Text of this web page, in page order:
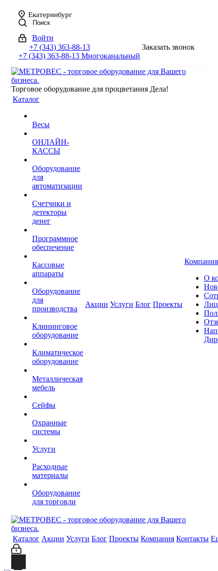
Екатеринбург
Поиск
Войти
+7 (343) 363-88-13
+7 (343) 363-88-13 Многоканальный
Заказать звонок
Торговое оборудование для процветания Дела!
Каталог
Весы
ОНЛАЙН-
КАССЫ
Оборудование
для
автоматизации
Счетчики и
детекторы
денег
Программное
обеспечение
Кассовые
аппараты
Оборудование
для
производства
Клининговое
оборудование
Климатическое
оборудование
Металлическая
мебель
Сейфы
Охранные
системы
Услуги
Расходные
материалы
Оборудование
для торговли
Акции Услуги Блог Проекты
Компания
О
Каталог Акции Услуги Блог Проекты Компания Контакты